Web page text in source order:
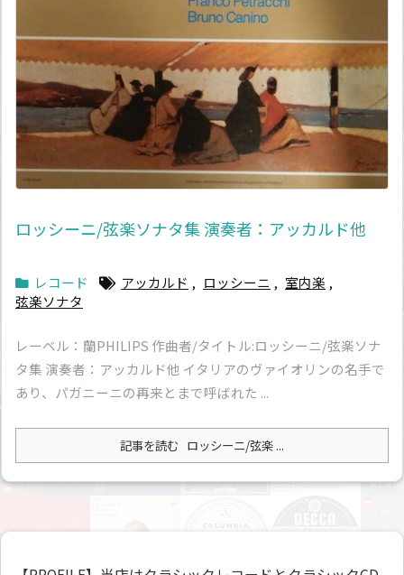
ロッシーニ/弦楽ソナタ集 演奏者：アッカルド他
レコード アッカルド , ロッシーニ , 室内楽 ,
弦楽ソナタ
レーベル：蘭PHILIPS 作曲者/タイトル:ロッシーニ/弦楽ソナ
タ集 演奏者：アッカルド他 イタリアのヴァイオリンの名手で
あり、パガニーニの再来とまで呼ばれた ...
記事を読む ロッシーニ/弦楽 ...